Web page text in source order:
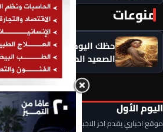
منوعات
الصعيد المهني والعاطفي
اليوم الأول
موقع اخباري يقدم اخر الاخبار المحلية والعربية والعالمية